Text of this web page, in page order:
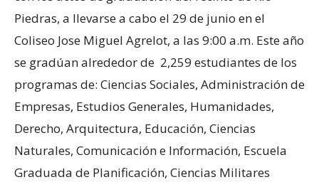
Piedras, a llevarse a cabo el 29 de junio en el
Coliseo Jose Miguel Agrelot, a las 9:00 a.m. Este año
se gradúan alrededor de 2,259 estudiantes de los
programas de: Ciencias Sociales, Administración de
Empresas, Estudios Generales, Humanidades,
Derecho, Arquitectura, Educación, Ciencias
Naturales, Comunicación e Información, Escuela
Graduada de Planificación, Ciencias Militares